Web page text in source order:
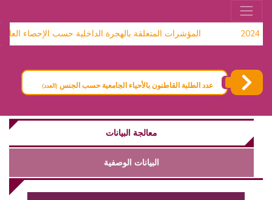
المؤشرات المتعلقة بالهجرة الداخلية حسب الإحصاء العام للسكان
عدد الطلبة القاطنون بالأحياء الجامعية حسب الجنس (العدد)
معالجة البيانات
البيانات الوصفية